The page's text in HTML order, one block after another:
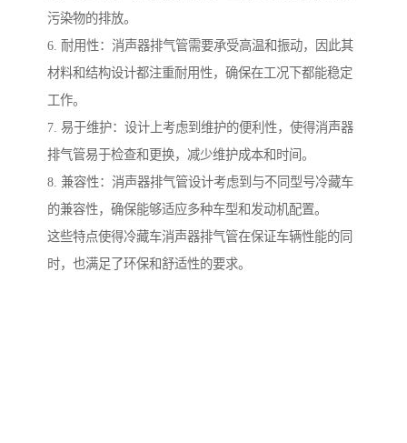
污染物的排放。
6. 耐用性：消声器排气管需要承受高温和振动，因此其
材料和结构设计都注重耐用性，确保在工况下都能稳定
工作。
7. 易于维护：设计上考虑到维护的便利性，使得消声器
排气管易于检查和更换，减少维护成本和时间。
8. 兼容性：消声器排气管设计考虑到与不同型号冷藏车
的兼容性，确保能够适应多种车型和发动机配置。
这些特点使得冷藏车消声器排气管在保证车辆性能的同
时，也满足了环保和舒适性的要求。